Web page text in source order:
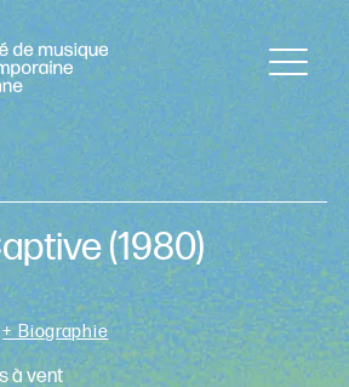
(1980)
+ Biographie
à vent